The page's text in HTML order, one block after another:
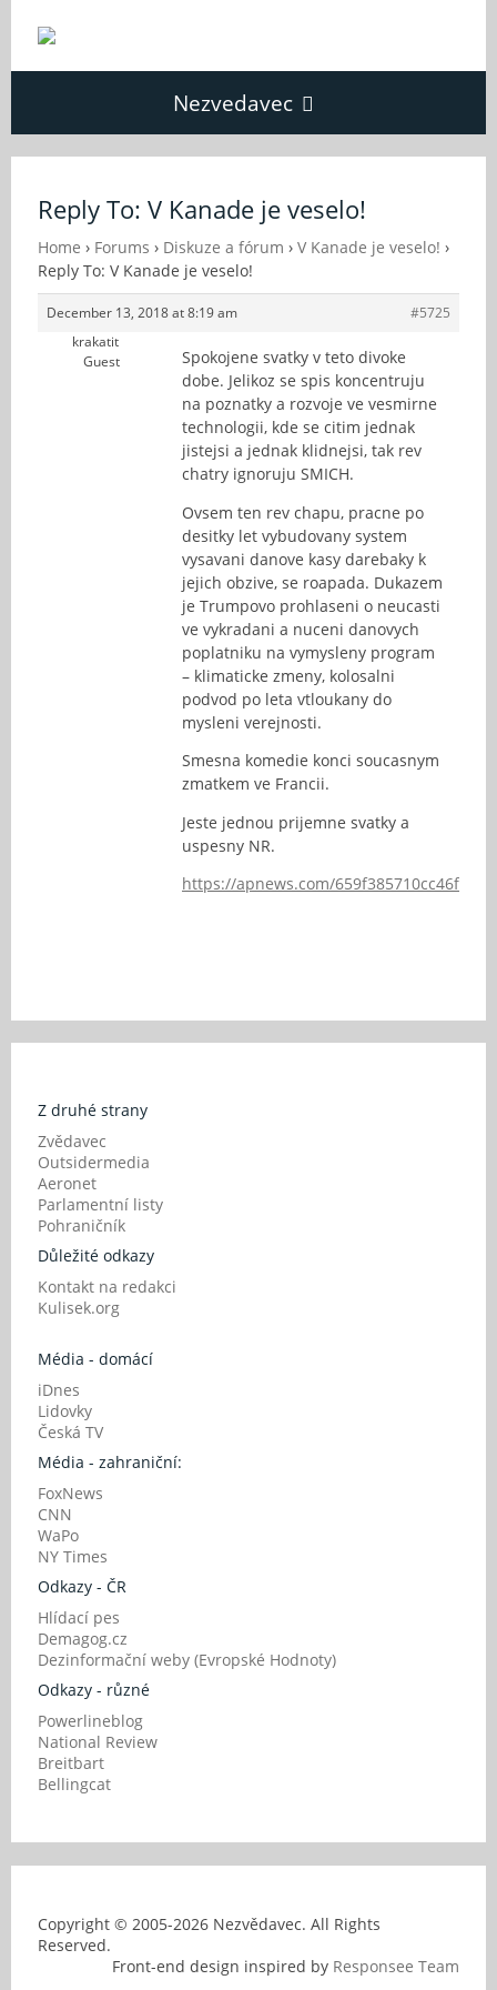
Nezvedavec
Fórum
O Nezvědavci
Kontakt
Reply To: V Kanade je veselo!
Home › Forums › Diskuze a fórum › V Kanade je veselo! ›
Reply To: V Kanade je veselo!
December 13, 2018 at 8:19 am
#5725
krakatit
Guest
Spokojene svatky v teto divoke
dobe. Jelikoz se spis koncentruju
na poznatky a rozvoje ve vesmirne
technologii, kde se citim jednak
jistejsi a jednak klidnejsi, tak rev
chatry ignoruju SMICH.
Ovsem ten rev chapu, pracne po
desitky let vybudovany system
vysavani danove kasy darebaky k
jejich obzive, se roapada. Dukazem
je Trumpovo prohlaseni o neucasti
ve vykradani a nuceni danovych
poplatniku na vymysleny program
– klimaticke zmeny, kolosalni
podvod po leta vtloukany do
mysleni verejnosti.
Smesna komedie konci soucasnym
zmatkem ve Francii.
Jeste jednou prijemne svatky a
uspesny NR.
https://apnews.com/
Z druhé strany
Zvědavec
Outsidermedia
Aeronet
Parlamentní listy
Pohraničník
Důležité odkazy
Kontakt na redakci
Kulisek.org
Média - domácí
iDnes
Lidovky
Česká TV
Média - zahraniční:
FoxNews
CNN
WaPo
NY Times
Odkazy - ČR
Hlídací pes
Demagog.cz
Dezinformační weby (Evropské Hodnoty)
Odkazy - různé
Powerlineblog
National Review
Breitbart
Bellingcat
Copyright © 2005-2026 Nezvědavec. All Rights
Reserved.
Front-end design inspired by Responsee Team